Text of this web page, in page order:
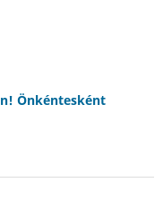
Önkéntesként